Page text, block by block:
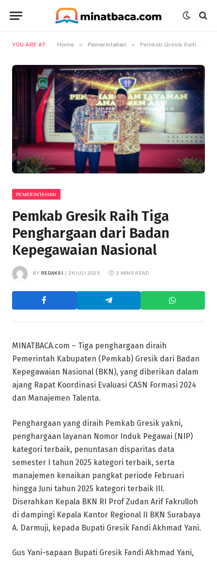
YOU ARE AT: Home » Pemerintahan » Pemkab Gresik Raih Tiga Penghargaan dari Badan Kepegawaian Nasional
PEMERINTAHAN
Pemkab Gresik Raih Tiga
Penghargaan dari Badan
Kepegawaian Nasional
BY REDAKSI 26 JULI 2025 2 MINS READ
MINATBACA.com – Tiga penghargaan diraih
Pemerintah Kabupaten (Pemkab) Gresik dari Badan
Kepegawaian Nasional (BKN), yang diberikan dalam
ajang Rapat Koordinasi Evaluasi CASN Formasi 2024
dan Manajemen Talenta.
Penghargaan yang diraih Pemkab Gresik yakni,
penghargaan layanan Nomor Induk Pegawai (NIP)
kategori terbaik, penuntasan disparitas data
semester I tahun 2025 kategori terbaik, serta
manajemen kenaikan pangkat periode Februari
hingga Juni tahun 2025 kategori terbaik III.
Diserahkan Kepala BKN RI Prof Zudan Arif Fakrulloh
di dampingi Kepala Kantor Regional II BKN Surabaya
A. Darmuji, kepada Bupati Gresik Fandi Akhmad Yani.
Gus Yani-sapaan Bupati Gresik Fandi Akhmad Yani,